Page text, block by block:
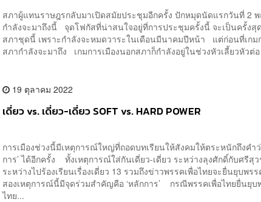
สภาผู้แทนราษฎรกลับมาเปิดสมัยประชุมอีกครั้ง ปักหมุดนัดแรกวันที่ 2
กำลังจะมาถึงนี้ จุดโฟกัสที่น่าสนใจอยู่ที่การประชุมครั้งนี้ จะเป็นครั้งสุ
สภาชุดนี้ เพราะกำลังจะหมดวาระในเดือนมีนาคมปีหน้า แต่ก่อนที่เกม
สภากำลังจะมาถึง เกมการเมืองนอกสภาก็กำลังอยู่ในช่วงหัวเลี้ยวหัว
19 ตุลาคม 2022
เดี่ยว vs. เดี่ยว-เดี่ยว SOFT vs. HARD POWER
การเมืองช่วงนี้มีเหตุการณ์ใหญ่ที่ถอดบทเรียนให้สังคมให้ตระหนักถึงคำว่
การ’ ได้อีกครั้ง ทั้งเหตุการณ์ใส่กันเดี่ยว-เดี่ยว ระหว่างลุงศักดิ์กับศรีสุ
ระหว่างไปร้องเรียนเรื่องเดี่ยว 13 รวมถึงข่าวพรรคเพื่อไทยจะยื่นยุบพร
สองเหตุการณ์นี้มีจุดร่วมสำคัญคือ ‘หลักการ’ กรณีพรรคเพื่อไทยยื่นยุบ
ไทย...